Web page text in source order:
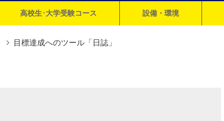
高校生･大学受験コース 設備・環境
目標達成へのツール「日誌」